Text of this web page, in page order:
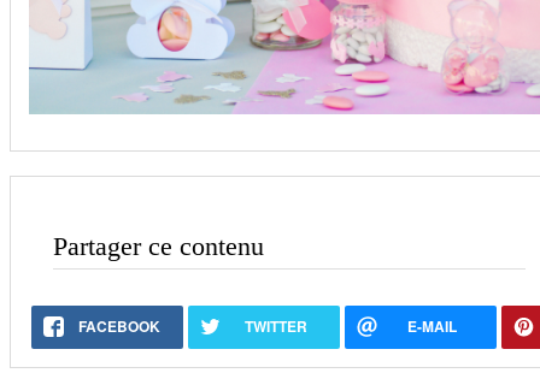
Partager ce contenu
FACEBOOK TWITTER E-MAIL